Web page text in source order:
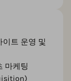
이트 운영 및
마케팅